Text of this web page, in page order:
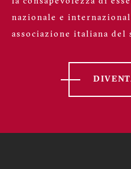
nazionale e
associazione italiana del